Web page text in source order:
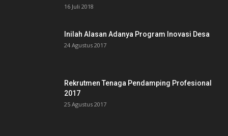
16 Juli 2018
Inilah Alasan Adanya Program Inovasi Desa
24 Agustus 2017
Rekrutmen Tenaga Pendamping Profesional
2017
25 Agustus 2017